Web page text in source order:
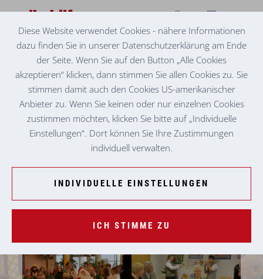
IM RÜCKBLICK
ALLER ORTEN WEIHNACHTSFREUDEN
Diese Website verwendet Cookies - nähere Informationen
dazu finden Sie in unserer Datenschutzerklärung am Ende
der Seite. Wenn Sie auf den Button „Alle Cookies
akzeptieren“ klicken, dann stimmen Sie allen Cookies zu. Sie
stimmen damit auch den Cookies US-amerikanischer
Anbieter zu. Wenn Sie keinen oder nur einzelnen Cookies
zustimmen möchten, klicken Sie bitte auf „Individuelle
Einstellungen“. Dort können Sie Ihre Zustimmungen
individuell verwalten.
INDIVIDUELLE EINSTELLUNGEN
ICH STIMME ZU